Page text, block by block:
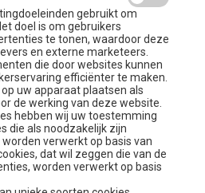
gebruikt om
doel is om gebruikers
te tonen, waardoor deze
en externe marketeers.
die door websites kunnen
efficiënter te maken.
uw apparaat plaatsen als
de werking van deze website.
hebben wij uw toestemming
die als noodzakelijk zijn
verwerkt op basis van
dat wil zeggen die van de
worden verwerkt op basis